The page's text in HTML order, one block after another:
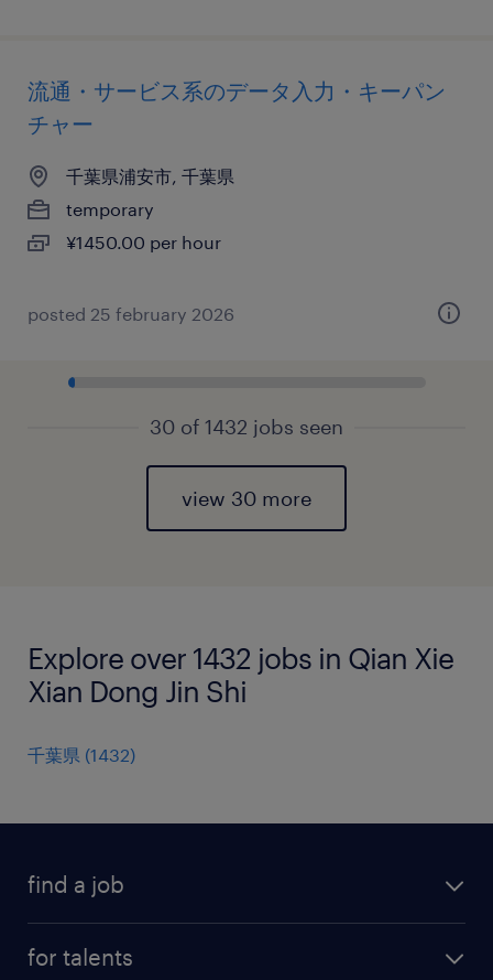
流通・サービス系のデータ入力・キーパン
チャー
千葉県浦安市, 千葉県
temporary
¥1450.00 per hour
posted 25 february 2026
30 of 1432 jobs seen
view 30 more
Explore over 1432 jobs in Qian Xie
Xian Dong Jin Shi
千葉県 (1432)
find a job
for talents